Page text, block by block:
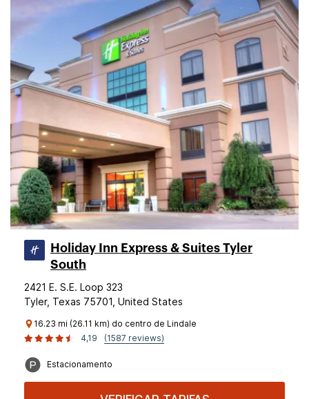
Holiday Inn Express & Suites Tyler
South
2421 E. S.E. Loop 323
Tyler, Texas 75701, United States
16.23 mi (26.11 km) do centro de Lindale
4,19
(1587 reviews)
Estacionamento